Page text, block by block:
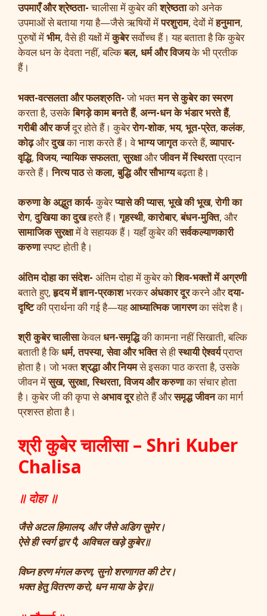
उपमाएँ और श्रेष्ठता-चालीसा में कुबेर कीश्रेष्ठताको अनेक
उपमाओं से बताया गया है—जैसे ऋषियों मेंपरशुराम, देवों मेंहनुमान,
पुरुषों मेंभीम, वैसे ही यक्षों मेंकुबेरसर्वोच्च हैं। यह बताता है कि कुबेर
केवल धन के देवता नहीं, बल्किबल, धर्म और विजयके भी प्रतीक
हैं।
भक्त-वत्सलता और फलश्रुति-जो भक्तमन से कुबेर का स्मरण
करता है, उसकेबिगड़े काम बनते हैं, अन्न-धन के भंडार भरते हैं,
गरीबी और कर्जदूर होते हैं। कुबेररोग-शोक, भय, भूत-प्रेत,कलंक,
कोढ़औरदुखका नाश करते हैं। वेभाग्य जागृतकरते हैं,व्यापार-
वृद्धि,विजय,न्यायिक सफलता,सुरक्षाऔरजीवन में स्थिरताप्रदान
करते हैं।नित्य पाठसेकला, बुद्धि और सौभाग्यबढ़ता है।
करुणा के अद्भुत कार्य-कुबेरप्यासे की प्यास, भूखे की भूख,रोगी का
रोग,दुखिया का दुखहरते हैं।गृहस्थी,कारोबार,बंधन-मुक्ति, और
सामाजिक सुरक्षामें वे सहायक हैं। यहाँ कुबेर कीसर्वकल्याणकारी
करुणास्पष्ट होती है।
अंतिम दोहा का संदेश- अंतिम दोहा में कुबेर कोशिव-भक्तों में अग्रणी
बताते हुए,हृदय में ज्ञान-प्रकाशभरकरअंधकार दूरकरने औरदया-
दृष्टिकी प्रार्थना की गई है—यहआध्यात्मिक जागरणका संदेश है।
श्री कुबेर चालीसाकेवलधन-समृद्धिकी कामना नहीं सिखाती, बल्कि
बताती है किधर्म, तपस्या, सेवा और भक्तिसे हीस्थायी ऐश्वर्यप्राप्त
होता है। जो भक्तश्रद्धा और नियमसे इसका पाठ करता है, उसके
जीवन मेंसुख, सुरक्षा, स्थिरता, विजय और करुणाका संचार होता
है। कुबेर जी की कृपा सेअभाव दूरहोते हैं औरसमृद्ध जीवनका मार्ग
प्रशस्त होता है।
श्री कुबेर चालीसा – Shri Kuber
Chalisa
॥ दोहा ॥
जैसे अटल हिमालय, और जैसे अडिग सुमेर।
ऐसे ही स्वर्ग द्वार पै, अविचल खड़े कुबेर॥
विघ्न हरण मंगल करण, सुनो शरणागत की टेर।
भक्त हेतु वितरण करो, धन माया के ढ़ेर॥